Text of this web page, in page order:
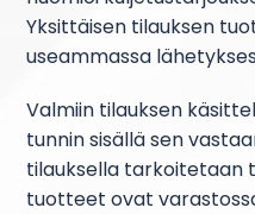
Yksittäisen tilauksen
useammassa
Valmiin tilauksen
tunnin sisällä sen
tilauksella tarkoitetaan
tuotteet ovat